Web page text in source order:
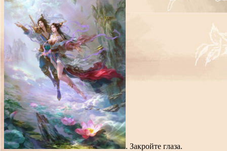
. Закройте глаза.